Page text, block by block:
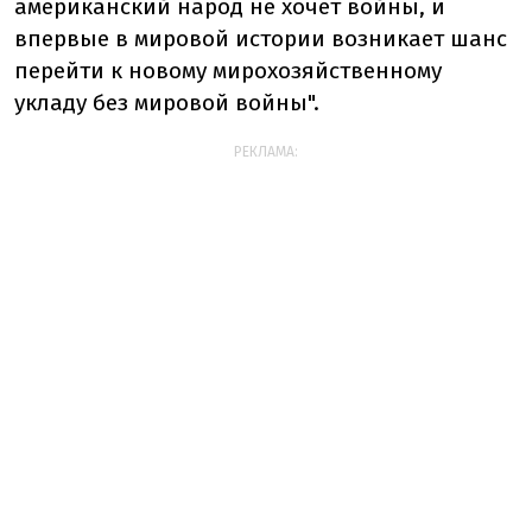
американский народ не хочет войны, и
впервые в мировой истории возникает шанс
перейти к новому мирохозяйственному
укладу без мировой войны".
РЕКЛАМА: